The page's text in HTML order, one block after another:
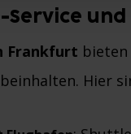
Service
Frankfurt bieten
beinhalten. Hier